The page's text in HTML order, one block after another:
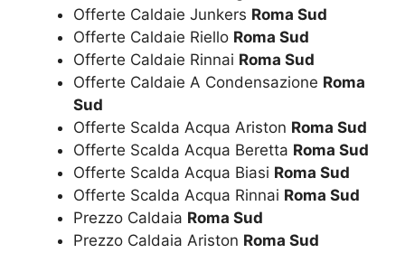
Offerte Caldaie Junkers Roma Sud
Offerte Caldaie Riello Roma Sud
Offerte Caldaie Rinnai Roma Sud
Offerte Caldaie A Condensazione Roma
Sud
Offerte Scalda Acqua Ariston Roma Sud
Offerte Scalda Acqua Beretta Roma Sud
Offerte Scalda Acqua Biasi Roma Sud
Offerte Scalda Acqua Rinnai Roma Sud
Prezzo Caldaia Roma Sud
Prezzo Caldaia Ariston Roma Sud